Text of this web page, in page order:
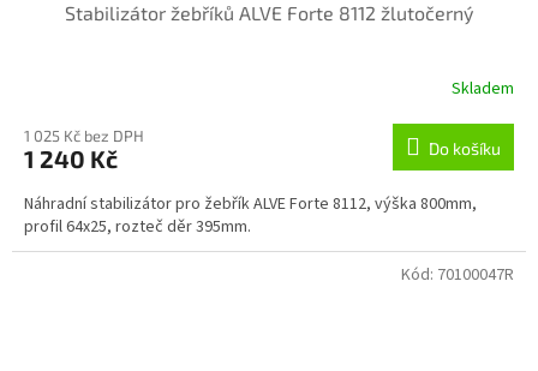
Stabilizátor žebříků ALVE Forte 8112 žlutočerný
Skladem
1 025 Kč bez DPH
1 240 Kč Do košíku
Náhradní stabilizátor pro žebřík ALVE Forte 8112, výška 800mm,
profil 64x25, rozteč děr 395mm.
Kód: 70100047R